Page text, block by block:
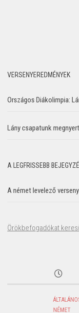
VERSENYEREDMÉNYEK
Országos Diákolimpia:
Lány csapatunk
A LEGFRISSEBB
A német levelező
Örökbefogadókat
NÉMET